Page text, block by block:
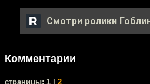
Смотри ролики
Комментарии
cтраницы: 1 | 2